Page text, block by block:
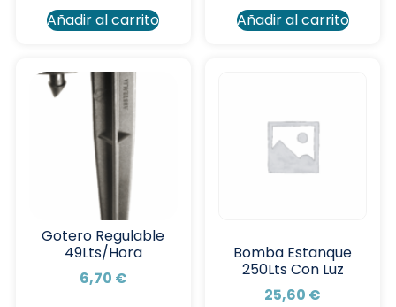
Añadir al carrito
Añadir al carrito
Gotero Regulable
49Lts/Hora
6,70 €
Bomba Estanque
250Lts Con Luz
25,60 €